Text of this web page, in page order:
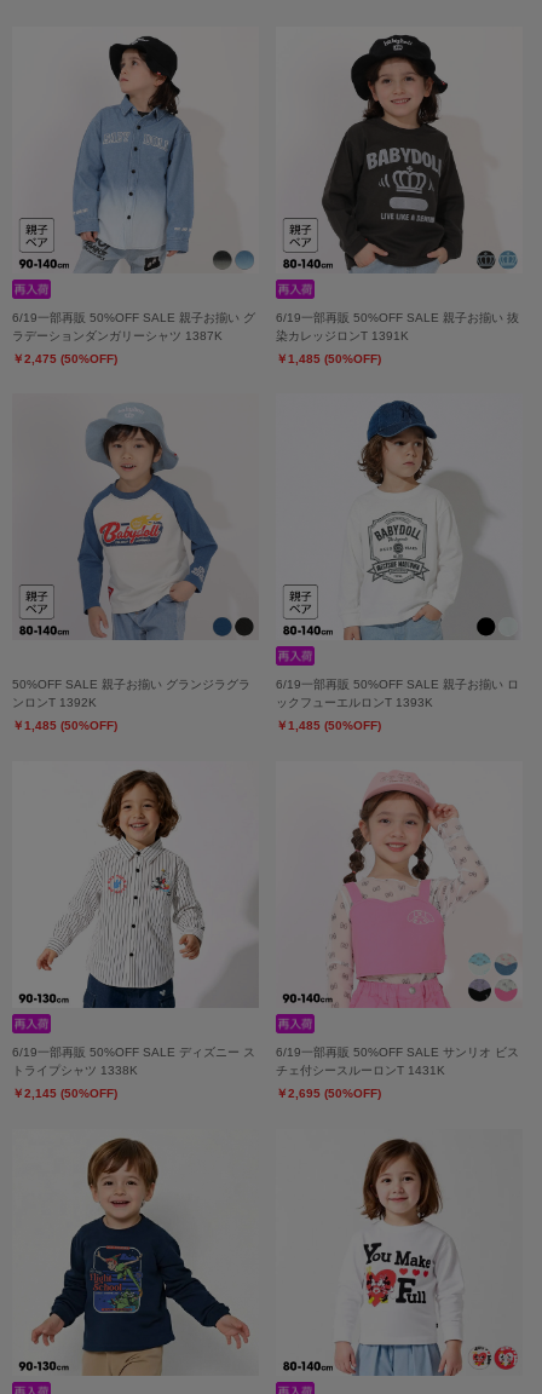
6/19一部再販 50%OFF SALE 親子お揃い グ
ラデーションダンガリーシャツ 1387K
￥2,475 (50%OFF)
6/19一部再販 50%OFF SALE 親子お揃い 抜
染カレッジロンT 1391K
￥1,485 (50%OFF)
50%OFF SALE 親子お揃い グランジラグラ
ンロンT 1392K
￥1,485 (50%OFF)
6/19一部再販 50%OFF SALE 親子お揃い ロ
ックフューエルロンT 1393K
￥1,485 (50%OFF)
6/19一部再販 50%OFF SALE ディズニー ス
トライプシャツ 1338K
￥2,145 (50%OFF)
6/19一部再販 50%OFF SALE サンリオ ビス
チェ付シースルーロンT 1431K
￥2,695 (50%OFF)